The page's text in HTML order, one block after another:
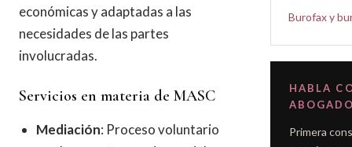
económicas y adaptadas a las
necesidades de las partes
involucradas.
Servicios en materia de MASC
Mediación: Proceso voluntario
Burofax y
HABLA
Primera